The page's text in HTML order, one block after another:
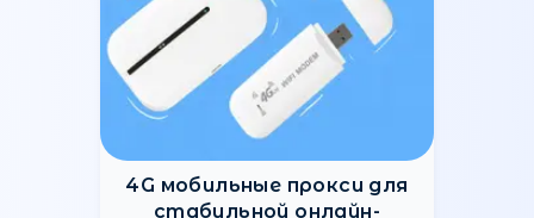
Американские datacenter-
прокси для
высокоскоростного API-
скрапинга